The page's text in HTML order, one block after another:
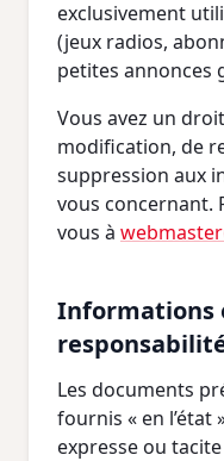
exclusivement
(jeux radios,
petites annonces
Vous avez un
modification, de
suppression aux
vous concernant.
vous à
Informations
Les documents
fournis « en l’état
expresse ou